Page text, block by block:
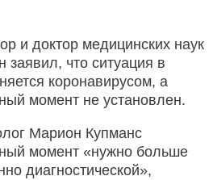
и доктор медицинских наук
заявил, что ситуация в
коронавирусом, а
момент не установлен.
Марион Купманс
момент «нужно больше
диагностической»,